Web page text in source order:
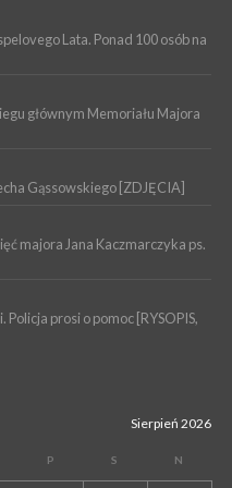
Bieg Majora Bacy. Będą
dokumentacji
Lata. Ponad 100 osób na
głównym Memoriału Majora
Gąssowskiego [ZDJĘCIA]
majora Jana Kaczmarczyka ps.
prosi o pomoc [RYSOPIS,
Sierpień 2026
P S N